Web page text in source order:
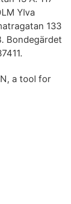
Ylva
133
Bondegärdet
a tool for